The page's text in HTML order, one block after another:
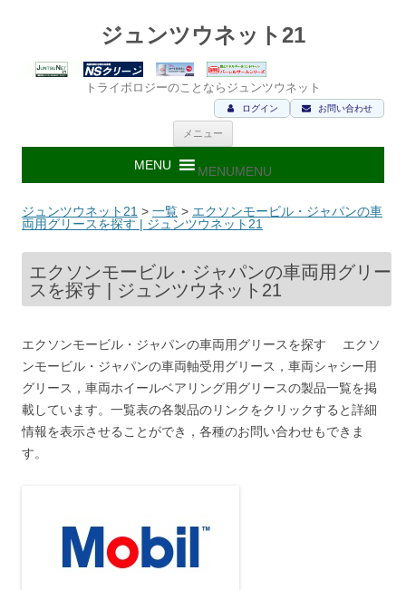
ジュンツウネット21
トライボロジーのことならジュンツウネット
お問い合わせ
ログイン
メニュー
ン
ツ
キ
ッ
MENUMENU
ジュンツウネット21 > 一覧 > エクソンモービル・ジャパンの車
両用グリースを探す | ジュンツウネット21
エクソンモービル・ジャパンの車両用グリー
スを探す | ジュンツウネット21
エクソンモービル・ジャパンの車両用グリースを探す エクソ
ンモービル・ジャパンの車両軸受用グリース，車両シャシー用
グリース，車両ホイールベアリング用グリースの製品一覧を掲
載しています。一覧表の各製品のリンクをクリックすると詳細
情報を表示させることができ，各種のお問い合わせもできま
す。